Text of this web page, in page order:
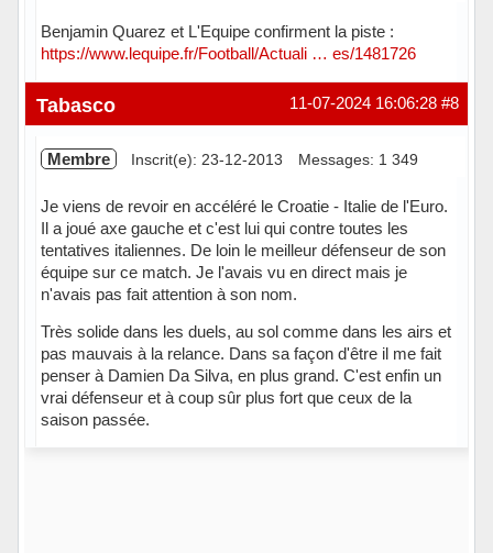
Benjamin Quarez et L'Equipe confirment la piste :
https://www.lequipe.fr/Football/Actuali … es/1481726
Hors ligne #8
11-07-2024 16:06:28
Tabasco
Membre Inscrit(e): 23-12-2013 Messages: 1 349
Je viens de revoir en accéléré le Croatie - Italie de l'Euro.
Il a joué axe gauche et c'est lui qui contre toutes les
tentatives italiennes. De loin le meilleur défenseur de son
équipe sur ce match. Je l'avais vu en direct mais je
n'avais pas fait attention à son nom.
Très solide dans les duels, au sol comme dans les airs et
pas mauvais à la relance. Dans sa façon d'être il me fait
penser à Damien Da Silva, en plus grand. C'est enfin un
vrai défenseur et à coup sûr plus fort que ceux de la
saison passée.